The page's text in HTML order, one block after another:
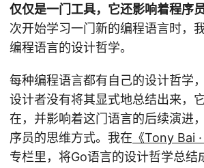
仅仅是一门工具，它还影响着程序
次开始学习一门新的编程语言时，
编程语言的设计哲学。
每种编程语言都有自己的设计哲学
设计者没有将其显式地总结出来，
在，并影响着这门语言的后续演进
序员的思维方式。我在 《Tony Bai
专栏里，将Go语言的设计哲学总结